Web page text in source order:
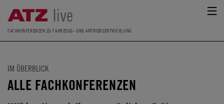
FACHKONFERENZEN ZU FAHRZEUG- UND ANTRIEBSENTWICKLUNG
IM ÜBERBLICK
ALLE FACHKONFERENZEN